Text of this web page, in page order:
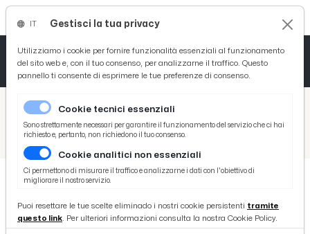
/ Picenotime
/ Ascoli Time
Pineto, Tisci: "La Coppa Italia in Serie C è importante. Ascoli sarà protagonista in campionato"
Pineto, Tisci: "La Coppa Italia in
Gestisci la tua privacy
Utilizziamo i cookie per fornire funzionalità essenziali al funzionamento
del sito web e, con il tuo consenso, per analizzarne il traffico. Questo
pannello ti consente di esprimere le tue preferenze di consenso.
Cookie tecnici essenziali
Sono strettamente necessari per garantire il funzionamento del servizio che ci hai
richiesto e, pertanto, non richiedono il tuo consenso.
Cookie analitici non essenziali
Ci permettono di misurare il traffico e analizzarne i dati con l'obiettivo di
migliorare il nostro servizio.
Puoi resettare le tue scelte eliminado i nostri cookie persistenti tramite
questo link. Per ulteriori informazioni consulta la nostra Cookie Policy.
Tutto News
Tutto Sport
Basket
Ciclismo
Tutto Curiosità